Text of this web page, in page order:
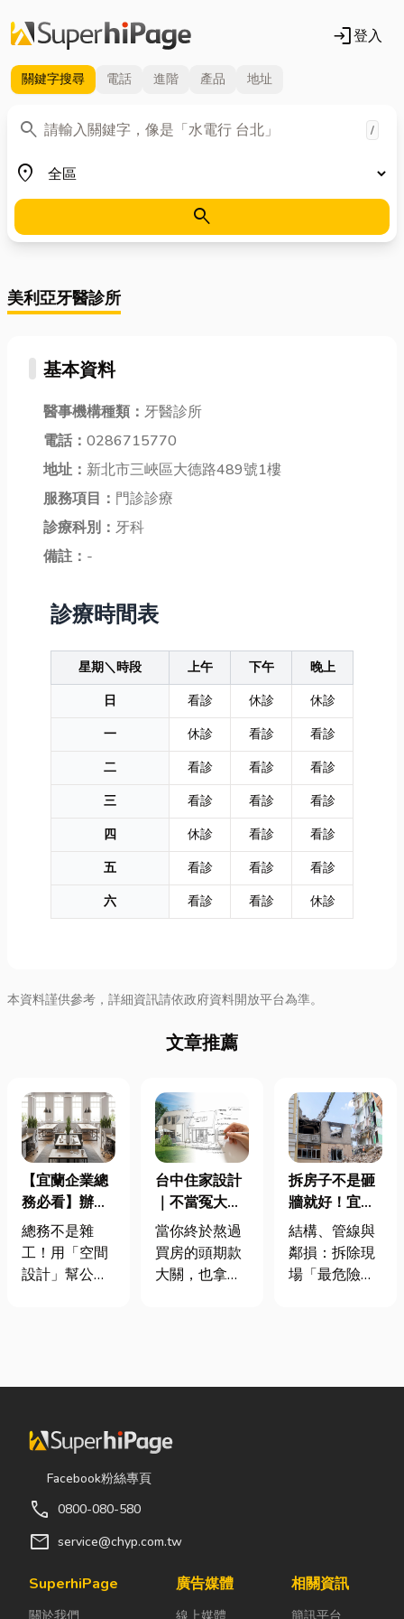
login登入
關鍵字搜尋 電話 進階 產品 地址
search
關鍵字 /
place
地區
search
美利亞牙醫診所
基本資料
醫事機構種類： 牙醫診所
電話： 0286715770
地址： 新北市三峽區大德路489號1樓
服務項目： 門診診療
診療科別： 牙科
備註： -
診療時間表
星期＼時段 上午 下午
晚上
日
看診 休診
休診
一
休診 看診
看診
二
看診 看診
看診
三
看診 看診
看診
四
休診 看診
看診
五
看診 看診
看診
六
看診 看診 休診
本資料謹供參考，詳細資訊請依政府資料開放平台為準。
文章推薦
【宜蘭企業總
務必看】辦公
室如何打造高
效能職場？從
辦公桌椅、系
總務不是雜
工！用「空間
設計」幫公司
公室時，常覺
缺東西時「壞
什麼補什麼」
就好，但這種
花了大錢，卻
換來員工抱怨
辦公室空間設
台中住家設計
｜不當冤大
頭！教你新家
該如何聰明裝
潢！
當你終於熬過
買房的頭期款
大關，也拿到
經浮現各種美
人沙發、落地
充滿儀式感的
等一下！在踩
拆房子不是砸
牆就好！宜蘭
裝潢拆除、水
泥切割施工前
必看的避坑指
結構、管線與
鄰損：拆除現
場「最危險的
混亂的環境
陷： 這是老屋
Facebook粉絲專頁
call 0800-080-580
mail service@chyp.com.tw
SuperhiPage
關於我們
廣告媒體
線上媒體
相關資訊
簡訊平台